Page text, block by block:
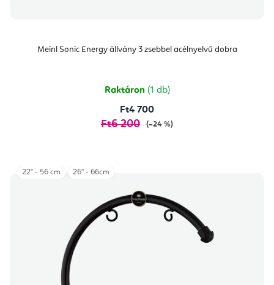
Meinl Sonic Energy állvány 3 zsebbel acélnyelvű dobra
Raktáron (1 db)
Ft4 700
Ft6 200 (–24 %)
22" - 56 cm 26'' - 66cm